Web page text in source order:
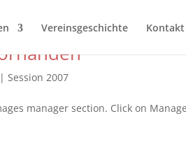
Vereinsgeschichte Kontakt
Session 2007
manager section. Click on